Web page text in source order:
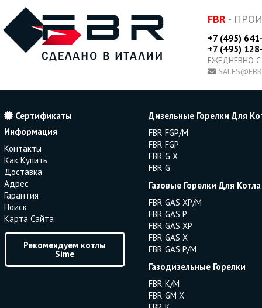
FBR -
+7 (495)
+7 (495)
ЕЖЕДНЕВНО
Сертификаты
Информация
Контакты
Как Купить
Доставка
Адрес
Гарантия
Поиск
Карта Сайта
Рекомендуем котлы
Sime
Дизельные Горелки Для
FBR FGP/M
FBR FGP
FBR G X
FBR G
Газовые Горелки Для Котла
FBR GAS XP/M
FBR GAS P
FBR GAS XP
FBR GAS X
FBR GAS P/M
Газодизельные Горелки
FBR K/M
FBR GM X